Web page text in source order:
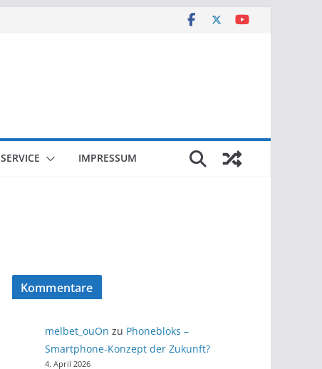
SERVICE IMPRESSUM
Kommentare
melbet_ouOn zu Phonebloks –
Smartphone-Konzept der Zukunft?
4. April 2026